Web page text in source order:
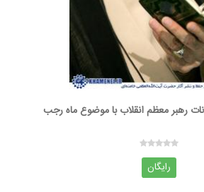
رهبر معظم انقلاب با موضوع ماه رجب
رایگان